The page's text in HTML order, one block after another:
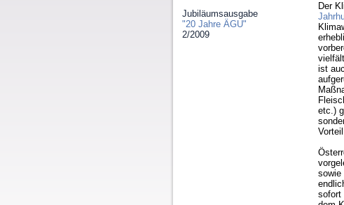
Jubiläumsausgabe
"20 Jahre ÄGU"
2/2009
Der
ist
etc.)
sowie
sofort